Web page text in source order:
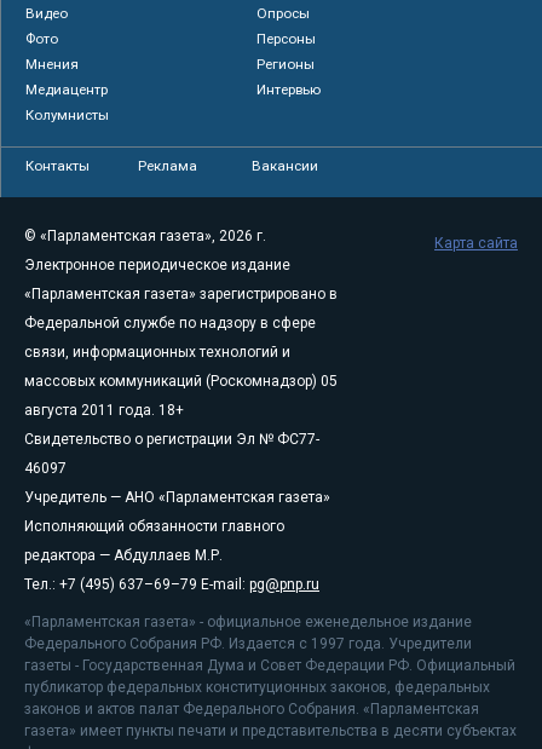
Видео
Опросы
Фото
Персоны
Мнения
Регионы
Медиацентр
Интервью
Колумнисты
Контакты Реклама Вакансии
© «Парламентская газета», 2026 г.
Электронное периодическое издание
«Парламентская газета» зарегистрировано в
Федеральной службе по надзору в сфере
связи, информационных технологий и
массовых коммуникаций (Роскомнадзор) 05
августа 2011 года. 18+
Свидетельство о регистрации Эл № ФС77-
46097
Учредитель — АНО «Парламентская газета»
Исполняющий обязанности главного
редактора — Абдуллаев М.Р.
Тел.: +7 (495) 637–69–79 E-mail: pg@pnp.ru
«Парламентская газета» - официальное еженедельное издание
Федерального Собрания РФ. Издается с 1997 года. Учредители
газеты - Государственная Дума и Совет Федерации РФ. Официальный
публикатор федеральных конституционных законов, федеральных
законов и актов палат Федерального Собрания. «Парламентская
газета» имеет пункты печати и представительства в десяти субъектах
Карта сайта